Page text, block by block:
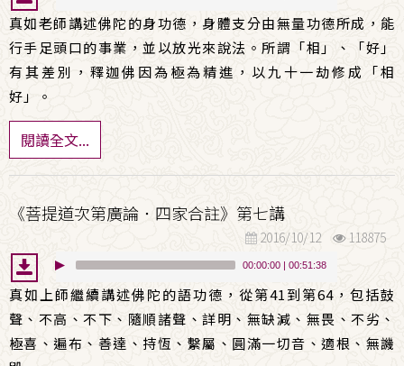
真如老師講述佛陀的身功德，身體支分由無量功德所成，能
行手足頭口的事業，並以放光來說法。所謂「相」、「好」
有其差別，釋迦佛因為極為精進，以九十一劫修成「相
好」。
閱讀全文...
《菩提道次第廣論．四家合註》第七講
2016/10/12 118875
00:00:00 | 00:51:38
真如上師繼續講述佛陀的語功德，從第41到第64，包括鼓
聲、不高、不下、隨順諸聲、詳明、無缺減、無畏、不劣、
極喜、遍布、善達、持恆、繫屬、圓滿一切音、適根、無譏